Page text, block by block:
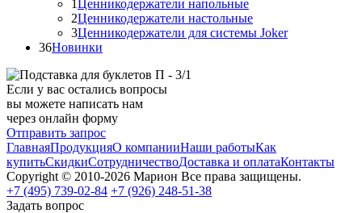
1Ценникодержатели напольные
2Ценникодержатели настольные
3Ценникодержатели для системы Joker
36Новинки
Если у вас остались вопросы
вы можете написать нам
через онлайн форму
Отправить запрос
ГлавнаяПродукцияО компанииНаши работыКак
купитьСкидкиСотрудничествоДоставка и оплатаКонтакты
Copyright © 2010-2026 Марион Все права защищены.
+7 (495) 739-02-84 +7 (926) 248-51-38
Задать вопрос